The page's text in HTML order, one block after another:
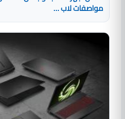
مواصفات لاب ...